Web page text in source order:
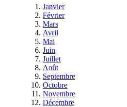
Janvier
Février
Mars
Avril
Mai
Juin
Juillet
Août
Septembre
Octobre
Novembre
Décembre